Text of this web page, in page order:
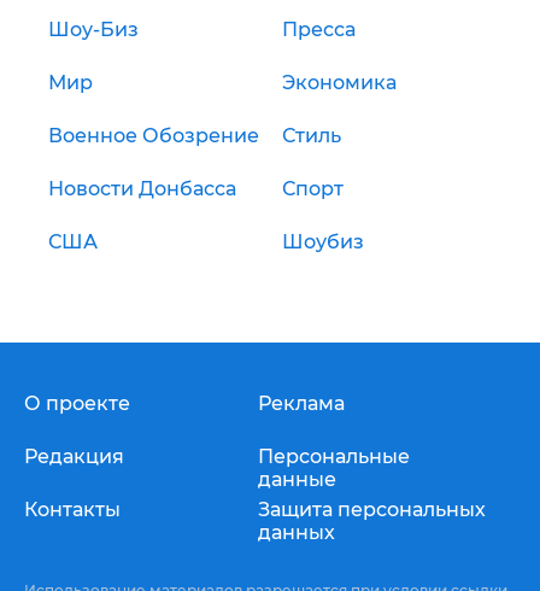
Шоу-Биз Пресса
Мир Экономика
Военное Обозрение Стиль
Новости Донбасса Спорт
США Шоубиз
О проекте
Редакция
Контакты
Реклама
Персональные
данные
Защита персональных
данных